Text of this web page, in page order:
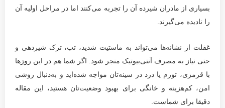
بسیاری از مادران شیرده آن را تجربه می‌کنند اما در مراحل اولیه آن
را نادیده می‌گیرند.
غفلت از نشانه‌ها می‌تواند به ماستیت شدید، تب، ترک شیردهی و
حتی نیاز به مصرف آنتی‌بیوتیک منجر شود. اگر شما هم در این روزها
با قرمزی، تورم یا درد در سینه‌تان مواجه شده‌اید و به‌دنبال روشی
امن، کم‌هزینه و خانگی برای بهبود وضعیت‌تان هستید، این مقاله
دقیقا برای شماست.